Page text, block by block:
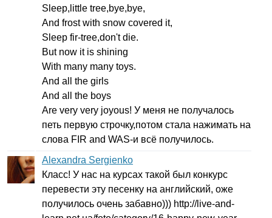
Sleep, little tree,bye,bye,
And frost with snow covered it,
Sleep fir-tree,don't die.
But now it is shining
With many many toys.
And all the girls
And all the boys
Are very very joyous! У меня не получалось
петь первую строчку,потом стала нажимать на
слова FIR and WAS-и всё получилось.
Alexandra Sergienko
Класс! У нас на курсах такой был конкурс
перевести эту песенку на английский, оже
получилось очень забавно))) http://live-and-